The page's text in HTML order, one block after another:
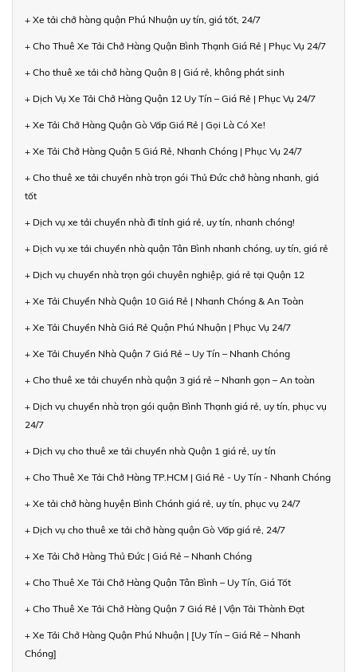
+ Xe tải chở hàng quận Phú Nhuận uy tín, giá tốt, 24/7
+ Cho Thuê Xe Tải Chở Hàng Quận Bình Thạnh Giá Rẻ | Phục Vụ 24/7
+ Cho thuê xe tải chở hàng Quận 8 | Giá rẻ, không phát sinh
+ Dịch Vụ Xe Tải Chở Hàng Quận 12 Uy Tín – Giá Rẻ | Phục Vụ 24/7
+ Xe Tải Chở Hàng Quận Gò Vấp Giá Rẻ | Gọi Là Có Xe!
+ Xe Tải Chở Hàng Quận 5 Giá Rẻ, Nhanh Chóng | Phục Vụ 24/7
+ Cho thuê xe tải chuyển nhà trọn gói Thủ Đức chở hàng nhanh, giá
tốt
+ Dịch vụ xe tải chuyển nhà đi tỉnh giá rẻ, uy tín, nhanh chóng!
+ Dịch vụ xe tải chuyển nhà quận Tân Bình nhanh chóng, uy tín, giá rẻ
+ Dịch vụ chuyển nhà trọn gói chuyên nghiệp, giá rẻ tại Quận 12
+ Xe Tải Chuyển Nhà Quận 10 Giá Rẻ | Nhanh Chóng & An Toàn
+ Xe Tải Chuyển Nhà Giá Rẻ Quận Phú Nhuận | Phục Vụ 24/7
+ Xe Tải Chuyển Nhà Quận 7 Giá Rẻ – Uy Tín – Nhanh Chóng
+ Cho thuê xe tải chuyển nhà quận 3 giá rẻ – Nhanh gọn – An toàn
+ Dịch vụ chuyển nhà trọn gói quận Bình Thạnh giá rẻ, uy tín, phục vụ
24/7
+ Dịch vụ cho thuê xe tải chuyển nhà Quận 1 giá rẻ, uy tín
+ Cho Thuê Xe Tải Chở Hàng TP.HCM | Giá Rẻ - Uy Tín - Nhanh Chóng
+ Xe tải chở hàng huyện Bình Chánh giá rẻ, uy tín, phục vụ 24/7
+ Dịch vụ cho thuê xe tải chở hàng quận Gò Vấp giá rẻ, 24/7
+ Xe Tải Chở Hàng Thủ Đức | Giá Rẻ – Nhanh Chóng
+ Cho Thuê Xe Tải Chở Hàng Quận Tân Bình – Uy Tín, Giá Tốt
+ Cho Thuê Xe Tải Chở Hàng Quận 7 Giá Rẻ | Vận Tải Thành Đạt
+ Xe Tải Chở Hàng Quận Phú Nhuận | [Uy Tín – Giá Rẻ – Nhanh
Chóng]